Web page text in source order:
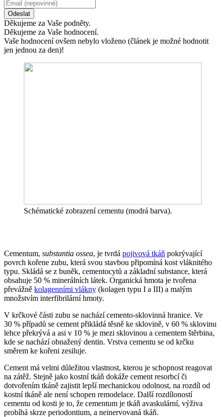
Odeslat
Děkujeme za Vaše podněty.
Děkujeme za Vaše hodnocení.
Vaše hodnocení ovšem nebylo vloženo (článek je možné hodnotit
jen jednou za den)!
Schématické zobrazení cementu (modrá barva).
Cementum, substantia ossea, je tvrdá pojivová tkáň pokrývající
povrch kořene zubu, která svou stavbou připomíná kost vláknitého
typu. Skládá se z buněk, cementocytů a základní substance, která
obsahuje 50 % minerálních látek. Organická hmota je tvořena
převážně kolagenními vlákny (kolagen typu I a III) a malým
množstvím interfibrilární hmoty.
V krčkové části zubu se nachází cemento-sklovinná hranice. Ve
30 % případů se cement přikládá těsně ke sklovině, v 60 % sklovinu
lehce překrývá a asi v 10 % je mezi sklovinou a cementem štěrbina,
kde se nachází obnažený dentin. Vrstva cementu se od krčku
směrem ke kořeni zesiluje.
Cement má velmi důležitou vlastnost, kterou je schopnost reagovat
na zátěž. Stejně jako kostní tkáň dokáže cement resorbcí či
dotvořením tkáně zajistit lepší mechanickou odolnost, na rozdíl od
kostní tkáně ale není schopen remodelace. Další rozdíloností
cementu od kosti je to, že cementum je tkáň avaskulární, výživa
probíhá skrze periodontium, a neinervovaná tkáň.